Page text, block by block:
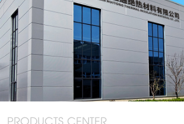
PRODUCTS CENTER